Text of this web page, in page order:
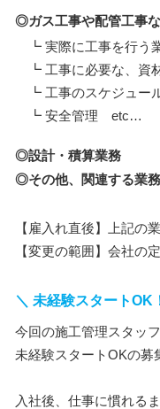
◎ガス工事や配管工事
┗ 実際に工事を行う
┗ 工事に必要な、資
┗ 工事のスケジュー
┗ 安全管理 etc…
◎設計・積算業務
◎その他、関連する業務
【雇入れ直後】上記の
【変更の範囲】会社の
＼ 未経験スタートOK
今回の施工管理スタッ
未経験スタートOKの募
入社後、仕事に慣れる